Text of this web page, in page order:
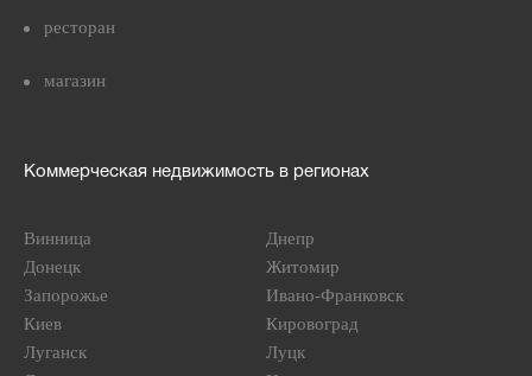
ресторан
магазин
Коммерческая недвижимость в регионах
Винница
Днепр
Донецк
Житомир
Запорожье
Ивано-Франковск
Киев
Кировоград
Луганск
Луцк